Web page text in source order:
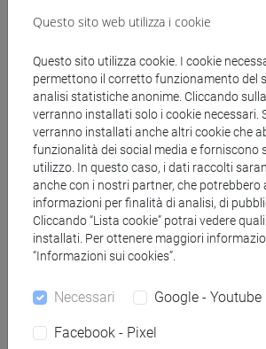
catalisi per trasferimento di fase
industriali con catalisi
Ruhr-Chemie/Rhone-Poulenc) e con
complessi (processo Wacker).
I liquidi ionici (LI) come solventi
di LI mediante reazioni di
convenzionale ed halide-free di
imidazoli, e via carbene. Principali
(densità, viscosità e polarità).
catalisi multifasica. Il processo
modello applicativo dei LI su scala
Sono previste 6 esperienze, condotte
- Sintesi di acido adipico per
Questo sito web utilizza i cookie
Questo sito utilizza cookie. I cookie
permettono il corretto funzionamento del
analisi statistiche anonime. Cliccando
verranno installati solo i cookie necessari.
verranno installati anche altri cookie che
funzionalità dei social media e forniscono
utilizzo. In questo caso, i dati raccolti
anche con i nostri partner, che potrebbero
informazioni per finalità di analisi, di
Cliccando “Lista cookie” potrai vedere
installati. Per ottenere maggiori
“Informazioni sui cookies”.
Necessari Google - Youtube
Facebook - Pixel